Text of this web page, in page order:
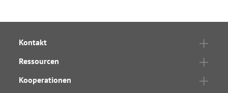
Kontakt
Ressourcen
Kooperationen